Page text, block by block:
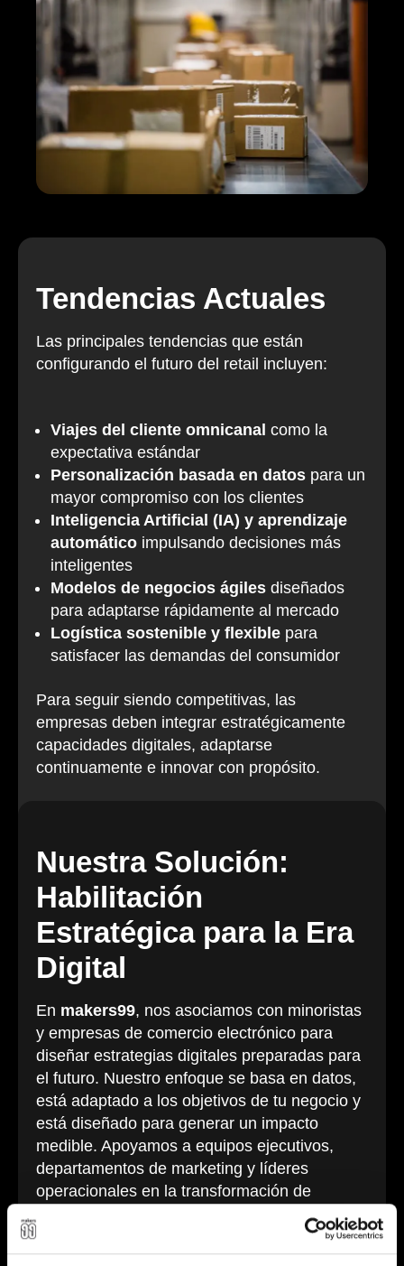
Tendencias Actuales
Las principales tendencias que están
configurando el futuro del retail incluyen:
Viajes del cliente omnicanal como la
expectativa estándar
Personalización basada en datos para un
mayor compromiso con los clientes
Inteligencia Artificial (IA) y aprendizaje
automático impulsando decisiones más
inteligentes
Modelos de negocios ágiles diseñados
para adaptarse rápidamente al mercado
Logística sostenible y flexible para
satisfacer las demandas del consumidor
Para seguir siendo competitivas, las
empresas deben integrar estratégicamente
capacidades digitales, adaptarse
continuamente e innovar con propósito.
Nuestra Solución:
Habilitación
Estratégica para la Era
Digital
En makers99, nos asociamos con minoristas
y empresas de comercio electrónico para
diseñar estrategias digitales preparadas para
el futuro. Nuestro enfoque se basa en datos,
está adaptado a los objetivos de tu negocio y
está diseñado para generar un impacto
medible. Apoyamos a equipos ejecutivos,
departamentos de marketing y líderes
operacionales en la transformación de
desafíos en oportunidades de crecimiento.